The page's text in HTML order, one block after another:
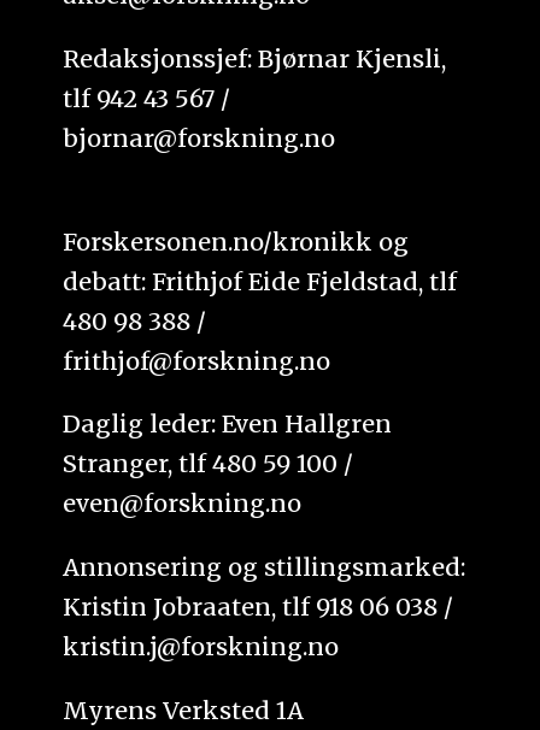
Redaksjonssjef: Bjørnar Kjensli,
tlf 942 43 567 /
bjornar@forskning.no
Forskersonen.no/kronikk og
debatt: Frithjof Eide Fjeldstad, tlf
480 98 388 /
frithjof@forskning.no
Daglig leder: Even Hallgren
Stranger, tlf 480 59 100 /
even@forskning.no
Annonsering og stillingsmarked:
Kristin Jobraaten, tlf 918 06 038 /
kristin.j@forskning.no
Myrens Verksted 1A